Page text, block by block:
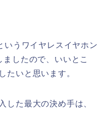
うワイヤレスイヤホン
したので、いいとこ
たいと思います。
した最大の決め手は、